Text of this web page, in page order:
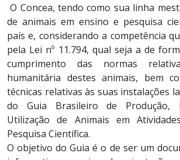
O Concea, tendo como sua linha
de animais em ensino e pesquisa
país e, considerando a competência
pela Lei nº 11.794, qual seja a de
cumprimento das normas
humanitária destes animais, bem
técnicas relativas às suas instalações
do Guia Brasileiro de Produção,
Utilização de Animais em
Pesquisa Científica.
O objetivo do Guia é o de ser um